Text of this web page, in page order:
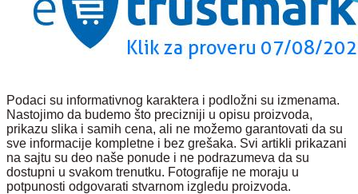
Podaci su informativnog karaktera i podložni su izmenama.
Nastojimo da budemo što precizniji u opisu proizvoda,
prikazu slika i samih cena, ali ne možemo garantovati da su
sve informacije kompletne i bez grešaka. Svi artikli prikazani
na sajtu su deo naše ponude i ne podrazumeva da su
dostupni u svakom trenutku. Fotografije ne moraju u
potpunosti odgovarati stvarnom izgledu proizvoda.